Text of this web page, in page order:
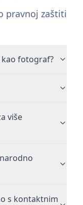
pravnoj zaštiti
fotograf?
više
s kontaktnim